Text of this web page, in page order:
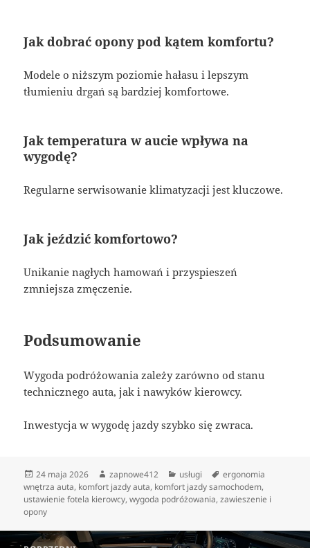
Jak dobrać opony pod kątem komfortu?
Modele o niższym poziomie hałasu i lepszym
tłumieniu drgań są bardziej komfortowe.
Jak temperatura w aucie wpływa na
wygodę?
Regularne serwisowanie klimatyzacji jest kluczowe.
Jak jeździć komfortowo?
Unikanie nagłych hamowań i przyspieszeń
zmniejsza zmęczenie.
Podsumowanie
Wygoda podróżowania zależy zarówno od stanu
technicznego auta, jak i nawyków kierowcy.
Inwestycja w wygodę jazdy szybko się zwraca.
Data
publikacji
24 maja 2026 Autor
zapnowe412 Kategorie
usługi Tagi
ergonomia
wnętrza auta, komfort jazdy auta, komfort jazdy samochodem,
ustawienie fotela kierowcy,wygoda podróżowania,zawieszenie i
opony
Nawigacja